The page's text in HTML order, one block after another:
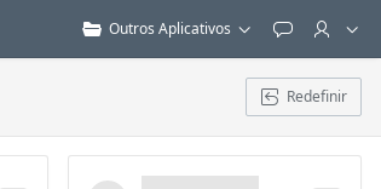
Outros Aplicativos Feedback
Redefinir